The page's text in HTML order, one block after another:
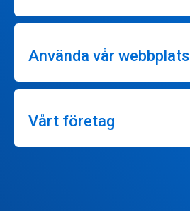
Använda vår webbplats
Vårt företag